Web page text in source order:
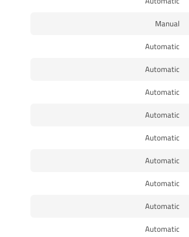
Manual
Automatic
Automatic
Automatic
Automatic
Automatic
Automatic
Automatic
Automatic
Automatic